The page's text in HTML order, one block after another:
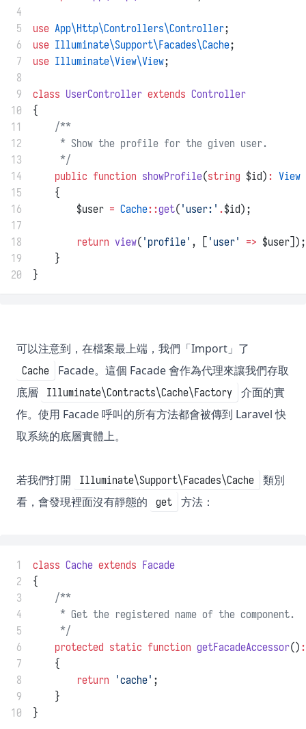
4
5
use App\Http\Controllers\Controller;
6
use Illuminate\Support\Facades\Cache;
7
use Illuminate\View\View;
8
9
class UserController extends Controller
10
{
11
/**
12
     * Show the profile for the given user.
13
     */
14
public function showProfile(string $id) : View
15
    {
16
        $user
= Cache::get( 'user:' .$id);
17
18
return view( 'profile' , [ 'user' => $user]);
19
    }
20
}
可以注意到，在檔案最上端，我們「Import」了
Cache
Facade。這個 Facade 會作為代理來讓我們存取
底層
Illuminate\Contracts\Cache\Factory
介面的實
作。使用 Facade 呼叫的所有方法都會被傳到 Laravel 快
取系統的底層實體上。
若我們打開 Illuminate\Support\Facades\Cache
類別
看，會發現裡面沒有靜態的
get 方法：
1 class Cache extends Facade
2
{
3
/**
4
     * Get the registered name of the component.
5
     */
6
protected static function getFacadeAccessor() :
7
    {
8
return 'cache' ;
9
    }
10
}